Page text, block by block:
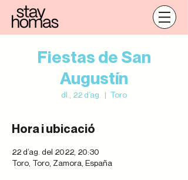
Fiestas de San
Augustín
dl., 22 d’ag.
  |
Toro
Hora i ubicació
22 d’ag. del 2022, 20:30
Toro, Toro, Zamora, España